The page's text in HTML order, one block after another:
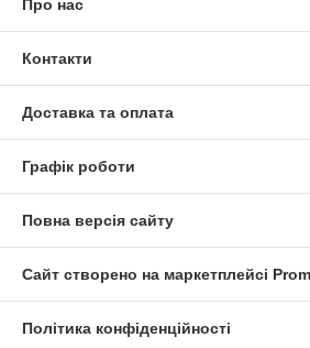
Про нас
Контакти
Доставка та оплата
Графік роботи
Повна версія сайту
Сайт створено на маркетплейсі
Політика конфіденційності